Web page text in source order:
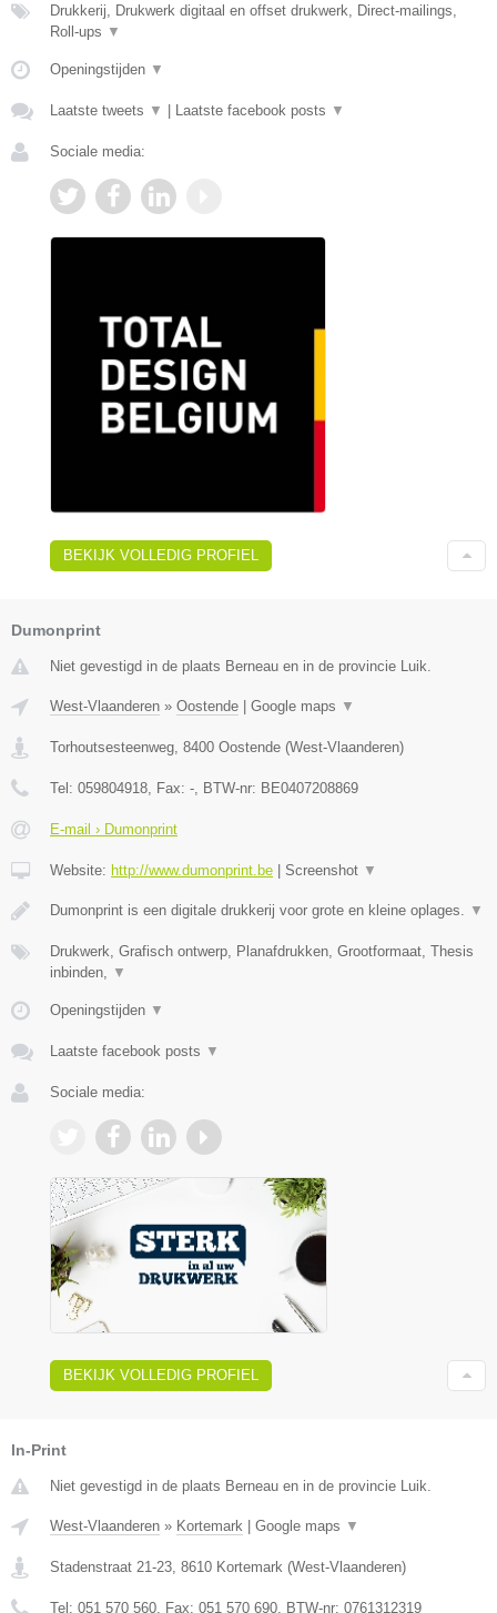
Drukkerij, Drukwerk digitaal en offset drukwerk, Direct-mailings,
Roll-ups ▼
Openingstijden ▼
Laatste tweets ▼ Laatste facebook posts ▼
Sociale media:
BEKIJK VOLLEDIG PROFIEL
Dumonprint
Niet gevestigd in de plaats Berneau en in de provincie Luik.
West-Vlaanderen » Oostende Google maps ▼
Torhoutsesteenweg 8400 Oostende (West-Vlaanderen)
Tel: 059804918 , Fax: - , BTW-nr: BE0407208869
E-mail › Dumonprint
Website: http://www.dumonprint.be Screenshot ▼
Dumonprint is een digitale drukkerij voor grote en kleine oplages. ▼
Drukwerk, Grafisch ontwerp, Planafdrukken, Grootformaat, Thesis
inbinden,
▼
Openingstijden ▼
Laatste facebook posts ▼
Sociale media:
BEKIJK VOLLEDIG PROFIEL
In-Print
Niet gevestigd in de plaats Berneau en in de provincie Luik.
West-Vlaanderen » Kortemark | Google maps ▼
Stadenstraat 21-23 8610 Kortemark (West-Vlaanderen)
Tel: 051 570 560 , Fax: 051 570 690 , BTW-nr: 0761312319